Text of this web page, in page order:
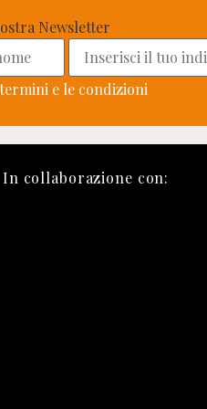
Newsletter
e le condizioni
In collaborazione con: